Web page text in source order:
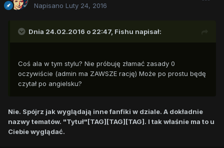
Napisano Luty 24, 2016
Dnia 24.02.2016 o 22:47, Fishu napisał:
Coś ala w tym stylu? Nie próbuję złamać zasady 0
oczywiście (admin ma ZAWSZE rację) Może po prostu będę
czytał po angielsku?
Nie. Spójrz jak wyglądają inne fanfiki w dziale. A dokładnie
nazwy tematów. "Tytuł"[TAG][TAG][TAG]. I tak właśnie ma to u
Ciebie wyglądać.